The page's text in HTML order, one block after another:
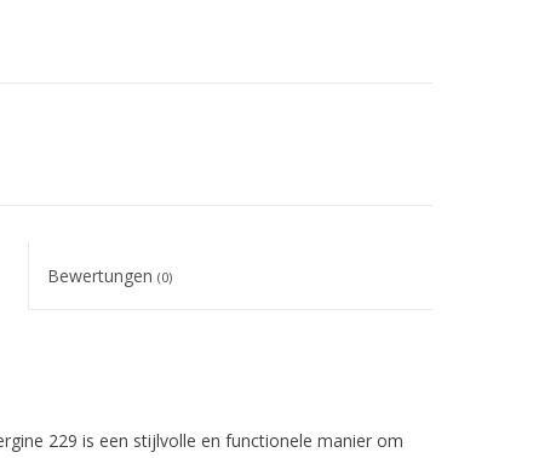
Bewertungen(0)
229 is een stijlvolle en functionele manier om